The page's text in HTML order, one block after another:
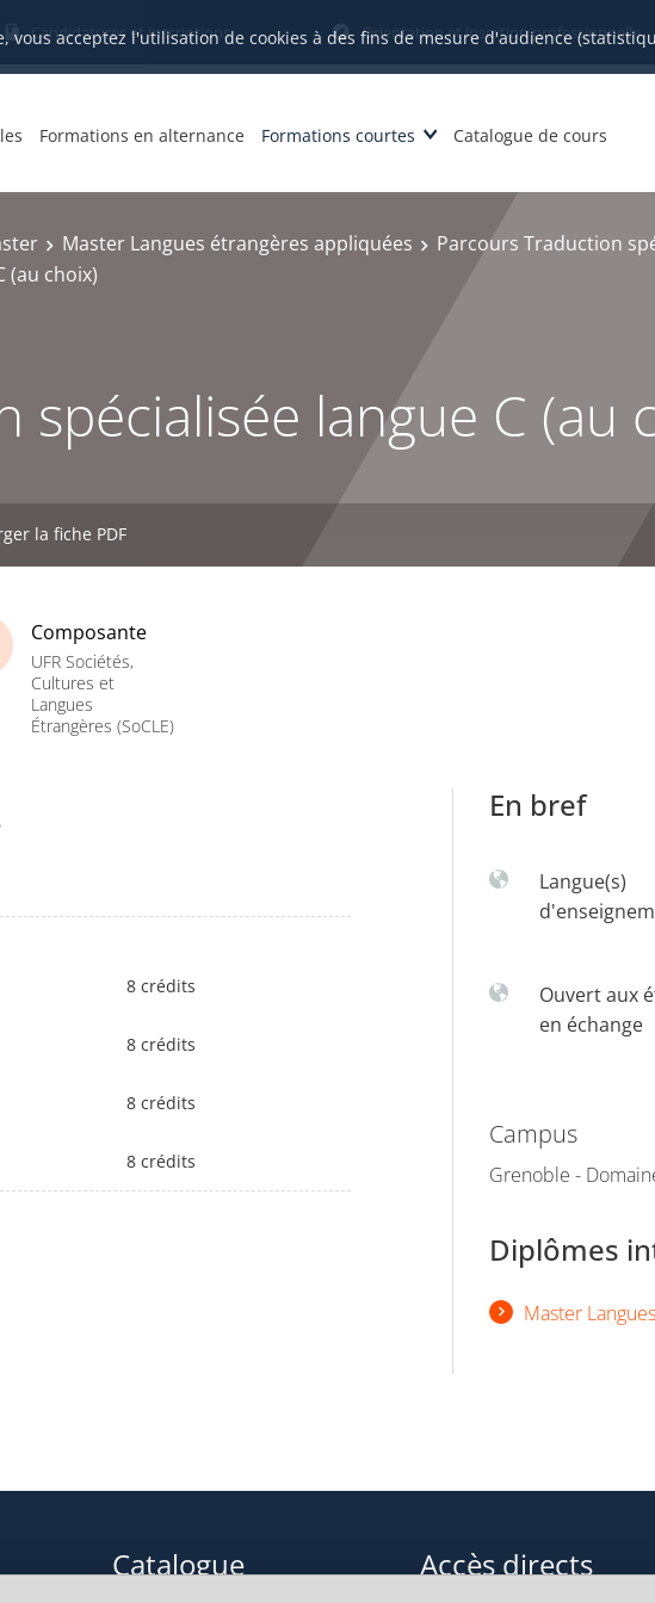
vous acceptez l'utilisation de cookies à des fins de mesure d'audience
Candidatures et inscriptions Orientation et insertion professionnelle
Formations en alternance Formations courtes Catalogue de cours
Master Langues étrangères appliquées
Parcours Traduction
(au choix)
spécialisée langue C (au
la fiche PDF
Composante
UFR Sociétés,
Cultures et
Langues
Étrangères (SoCLE)
8 crédits
8 crédits
8 crédits
8 crédits
En bref
Langue(s)
Ouvert aux
en échange
Campus
Grenoble -
Diplômes
Master
Catalogue Accès directs